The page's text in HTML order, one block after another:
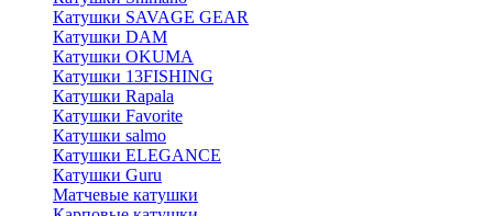
Катушки SAVAGE GEAR
Катушки DAM
Катушки OKUMA
Катушки 13FISHING
Катушки Rapala
Катушки Favorite
Катушки salmo
Катушки ELEGANCE
Катушки Guru
Матчевые катушки